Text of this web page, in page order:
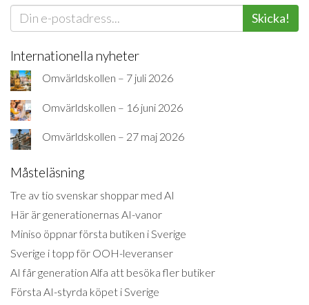
Skicka!
Internationella nyheter
Omvärldskollen – 7 juli 2026
Omvärldskollen – 16 juni 2026
Omvärldskollen – 27 maj 2026
Måsteläsning
Tre av tio svenskar shoppar med AI
Här är generationernas AI-vanor
Miniso öppnar första butiken i Sverige
Sverige i topp för OOH-leveranser
AI får generation Alfa att besöka fler butiker
Första AI-styrda köpet i Sverige